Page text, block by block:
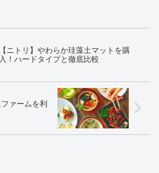
【ニトリ】やわらか珪藻土マットを購
入！ハードタイプと徹底比較
ァームを利